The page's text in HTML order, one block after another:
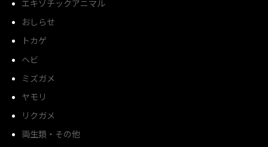
エキゾチックアニマル
おしらせ
トカゲ
ヘビ
ミズガメ
ヤモリ
リクガメ
両生類・その他